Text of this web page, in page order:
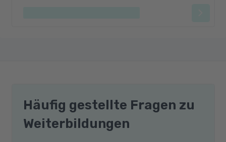
Häufig gestellte Fragen zu
Weiterbildungen